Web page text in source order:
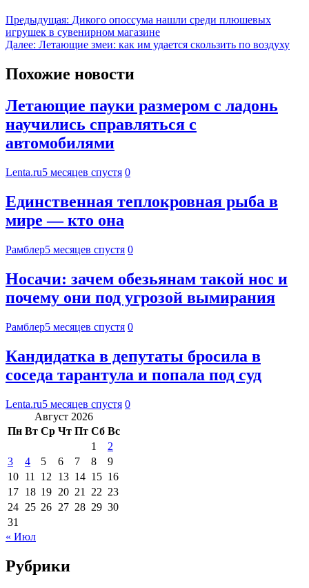
Предыдущая: Дикого опоссума нашли среди плюшевых
игрушек в сувенирном магазине
Далее: Летающие змеи: как им удается скользить по воздуху
Похожие новости
Летающие пауки размером с ладонь
научились справляться с
автомобилями
Lenta.ru5 месяцев спустя 0
Единственная теплокровная рыба в
мире — кто она
Рамблер5 месяцев спустя 0
Носачи: зачем обезьянам такой нос и
почему они под угрозой вымирания
Рамблер5 месяцев спустя 0
Кандидатка в депутаты бросила в
соседа тарантула и попала под суд
Lenta.ru5 месяцев спустя 0
Август 2026
Пн Вт Ср Чт Пт Сб Вс
1
2
3
4 5 6 7 8
9
10 11 12 13 14 15 16
17 18 19 20 21 22 23
24 25 26 27 28 29 30
31
« Июл
Рубрики